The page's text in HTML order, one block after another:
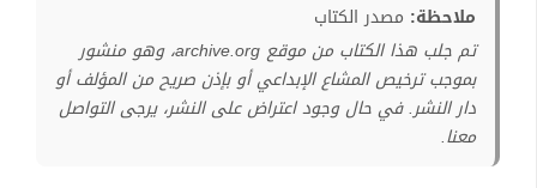
ملاحظة: مصدر الكتاب
تم جلب هذا الكتاب من موقع archive.org، وهو منشور
بموجب ترخيص المشاع الإبداعي أو بإذن صريح من المؤلف أو
دار النشر. في حال وجود اعتراض على النشر، يرجى التواصل
معنا.